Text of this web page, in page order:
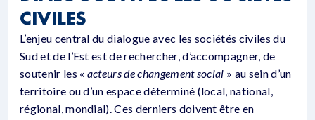
CIVILES
L’enjeu central du dialogue avec les sociétés civiles du
Sud et de l’Est est de rechercher, d’accompagner, de
soutenir les « acteurs de changement social » au sein d’un
territoire ou d’un espace déterminé (local, national,
régional, mondial). Ces derniers doivent être en